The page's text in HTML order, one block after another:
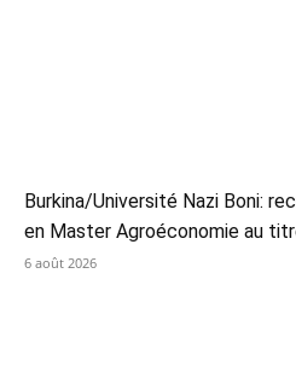
Burkina/Université Nazi Boni:
en Master Agroéconomie au
6 août 2026